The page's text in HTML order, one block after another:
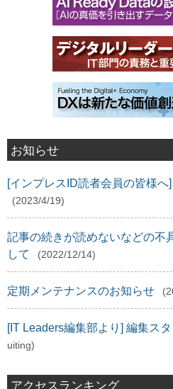
お知らせ
[インプレスID読者会員の皆様
(2023/4/19)
記事の続きが読めないなどの不
して
(2022/12/14)
定期メンテナンスのお知らせ
[IT Leaders編集部より] 編集ス
uiting)
アクセスランキング